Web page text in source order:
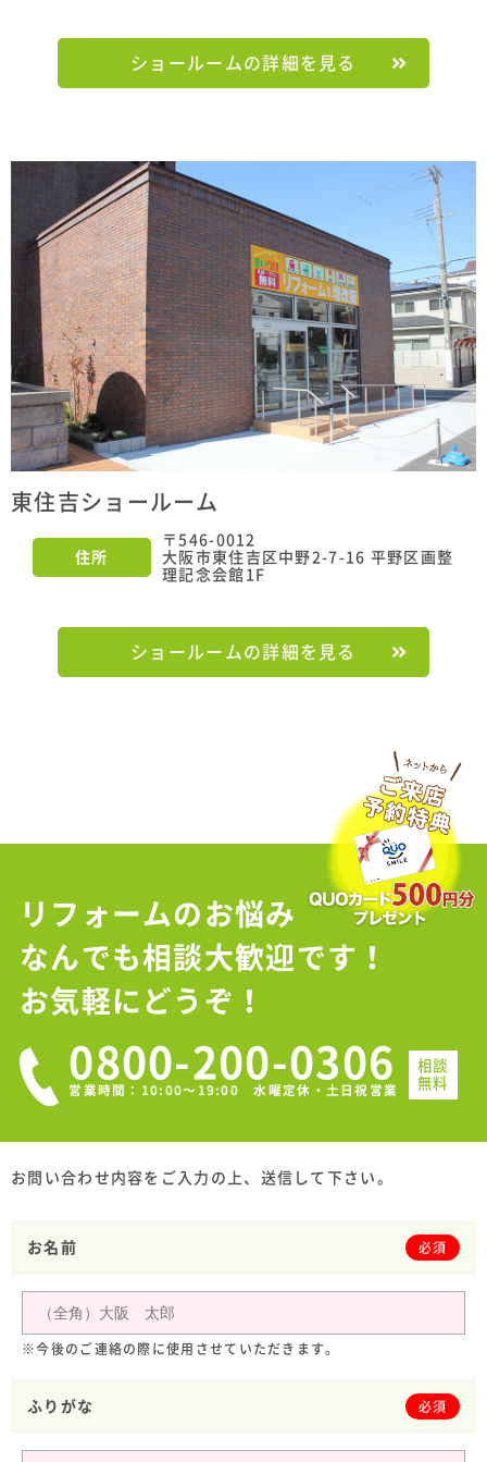
ショールームの詳細を見る
東住吉ショールーム
住所
〒546-0012
大阪市東住吉区中野2-7-16 平野区画整
理記念会館1F
ショールームの詳細を見る
リフォームのお悩み
なんでも相談大歓迎です！
お気軽にどうぞ！
0800-200-0306
営業時間：10:00〜19:00 水曜定休・土日祝営業
相談
無料
お問い合わせ内容をご入力の上、送信して下さい。
お名前 必須
※今後のご連絡の際に使用させていただきます。
ふりがな 必須